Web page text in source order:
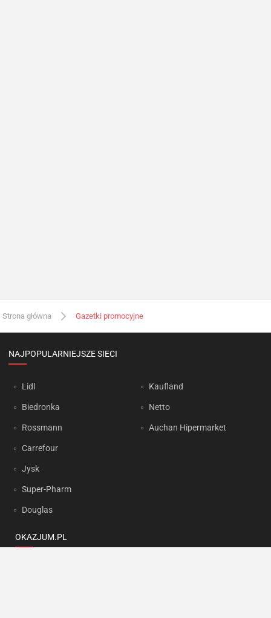
Strona główna Gazetki promocyjne
NAJPOPULARNIEJSZE SIECI
Lidl
Biedronka
Rossmann
Carrefour
Jysk
Super-Pharm
Douglas
Kaufland
Netto
Auchan Hipermarket
OKAZJUM.PL